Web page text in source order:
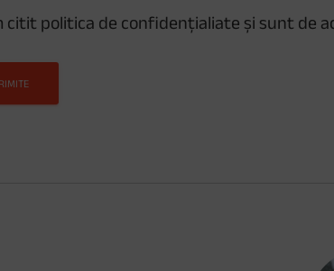
citit politica de confidențialiate și sunt de